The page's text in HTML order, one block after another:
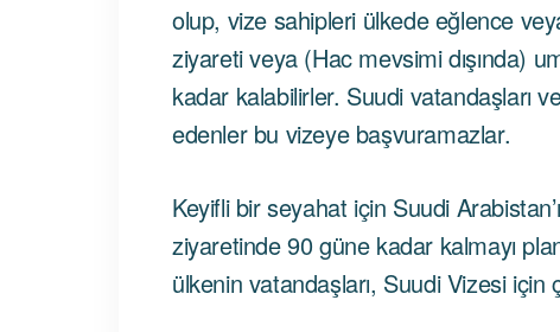
olup, vize sahipleri ülkede eğlence
ziyareti veya (Hac mevsimi dışında)
kadar kalabilirler. Suudi vatandaşları
edenler bu vizeye başvuramazlar.
Keyifli bir seyahat için Suudi
ziyaretinde 90 güne kadar kalmayı
ülkenin vatandaşları, Suudi Vizesi